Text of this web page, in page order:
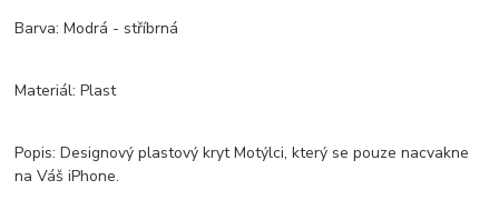
Barva: Modrá - stříbrná
Materiál: Plast
Popis: Designový plastový kryt Motýlci, který se pouze nacvakne
na Váš iPhone.